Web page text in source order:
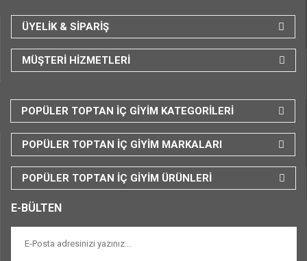
ÜYELİK & SİPARİŞ
MÜŞTERİ HİZMETLERİ
POPÜLER TOPTAN İÇ GİYİM KATEGORİLERİ
POPÜLER TOPTAN İÇ GİYİM MARKALARI
POPÜLER TOPTAN İÇ GİYİM ÜRÜNLERİ
E-BÜLTEN